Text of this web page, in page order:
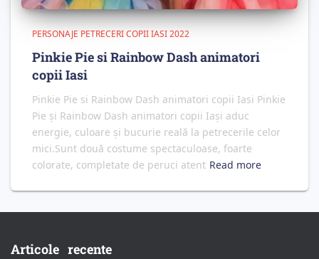
PERSONAJE PETRECERI COPII IASI 2022
Pinkie Pie si Rainbow Dash animatori
copii Iasi
Pinkie Pie si Rainbow Dash animatori copii Iasi Pinkie
Pie și Rainbow Dash animatori copii Iași aduc
energie, culoare și bucurie reală la petrecerile celor
mici.Sunt două costume spectaculoase, foarte
colorate, completate de peruci atent Read more
Articole recente